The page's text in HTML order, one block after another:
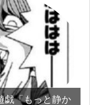
戯「もっと静か